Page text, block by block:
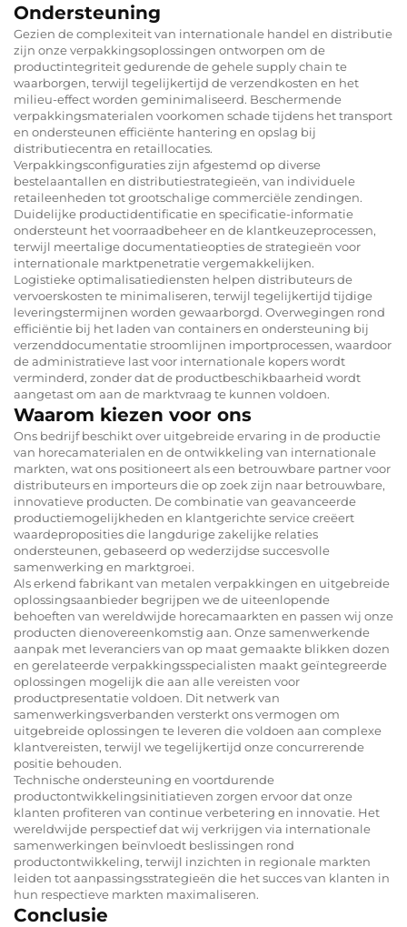
Ondersteuning
Gezien de complexiteit van internationale handel en distributie
zijn onze verpakkingsoplossingen ontworpen om de
productintegriteit gedurende de gehele supply chain te
waarborgen, terwijl tegelijkertijd de verzendkosten en het
milieu-effect worden geminimaliseerd. Beschermende
verpakkingsmaterialen voorkomen schade tijdens het transport
en ondersteunen efficiënte hantering en opslag bij
distributiecentra en retaillocaties.
Verpakkingsconfiguraties zijn afgestemd op diverse
bestelaantallen en distributiestrategieën, van individuele
retaileenheden tot grootschalige commerciële zendingen.
Duidelijke productidentificatie en specificatie-informatie
ondersteunt het voorraadbeheer en de klantkeuzeprocessen,
terwijl meertalige documentatieopties de strategieën voor
internationale marktpenetratie vergemakkelijken.
Logistieke optimalisatiediensten helpen distributeurs de
vervoerskosten te minimaliseren, terwijl tegelijkertijd tijdige
leveringstermijnen worden gewaarborgd. Overwegingen rond
efficiëntie bij het laden van containers en ondersteuning bij
verzenddocumentatie stroomlijnen importprocessen, waardoor
de administratieve last voor internationale kopers wordt
verminderd, zonder dat de productbeschikbaarheid wordt
aangetast om aan de marktvraag te kunnen voldoen.
Waarom kiezen voor ons
Ons bedrijf beschikt over uitgebreide ervaring in de productie
van horecamaterialen en de ontwikkeling van internationale
markten, wat ons positioneert als een betrouwbare partner voor
distributeurs en importeurs die op zoek zijn naar betrouwbare,
innovatieve producten. De combinatie van geavanceerde
productiemogelijkheden en klantgerichte service creëert
waardeproposities die langdurige zakelijke relaties
ondersteunen, gebaseerd op wederzijdse succesvolle
samenwerking en marktgroei.
Als erkend fabrikant van metalen verpakkingen en uitgebreide
oplossingsaanbieder begrijpen we de uiteenlopende
behoeften van wereldwijde horecamaarkten en passen wij onze
producten dienovereenkomstig aan. Onze samenwerkende
aanpak met leveranciers van op maat gemaakte blikken dozen
en gerelateerde verpakkingsspecialisten maakt geïntegreerde
oplossingen mogelijk die aan alle vereisten voor
productpresentatie voldoen. Dit netwerk van
samenwerkingsverbanden versterkt ons vermogen om
uitgebreide oplossingen te leveren die voldoen aan complexe
klantvereisten, terwijl we tegelijkertijd onze concurrerende
positie behouden.
Technische ondersteuning en voortdurende
productontwikkelingsinitiatieven zorgen ervoor dat onze
klanten profiteren van continue verbetering en innovatie. Het
wereldwijde perspectief dat wij verkrijgen via internationale
samenwerkingen beïnvloedt beslissingen rond
productontwikkeling, terwijl inzichten in regionale markten
leiden tot aanpassingsstrategieën die het succes van klanten in
hun respectieve markten maximaliseren.
Conclusie